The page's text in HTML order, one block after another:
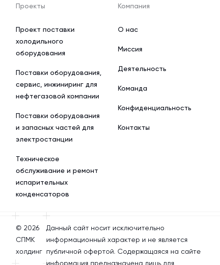
Проекты
Проект поставки
холодильного
оборудования
Поставки оборудования,
сервис, инжиниринг для
нефтегазовой компании
Поставки оборудования
и запасных частей для
электростанции
Техническое
обслуживание и ремонт
испарительных
конденсаторов
Компания
О нас
Миссия
Деятельность
Команда
Конфиденциальность
Контакты
© 2026
СПМК
холдинг
Данный сайт носит исключительно
информационный характер и не является
публичной офертой. Содержащаяся на сайте
информация предназначена лишь для